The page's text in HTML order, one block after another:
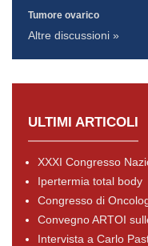
Tumore ovarico
Altre discussioni »
ULTIMI ARTICOLI
XXXI Congresso
Ipertermia total body
Congresso di
Convegno ARTOI
Intervista a Carlo